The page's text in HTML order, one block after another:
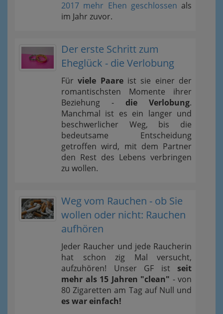
2017 mehr Ehen geschlossen als
im Jahr zuvor.
Der erste Schritt zum
Eheglück - die Verlobung
Fürviele Paareist sie einer der
romantischsten Momente ihrer
Beziehung - die Verlobung.
Manchmal ist es ein langer und
beschwerlicher Weg, bis die
bedeutsame Entscheidung
getroffen wird, mit dem Partner
den Rest des Lebens verbringen
zu wollen.
Weg vom Rauchen - ob Sie
wollen oder nicht: Rauchen
aufhören
Jeder Raucher und jede Raucherin
hat schon zig Mal versucht,
aufzuhören! Unser GF ist seit
mehr als 15 Jahren "clean" - von
80 Zigaretten am Tag auf Null und
es war einfach!